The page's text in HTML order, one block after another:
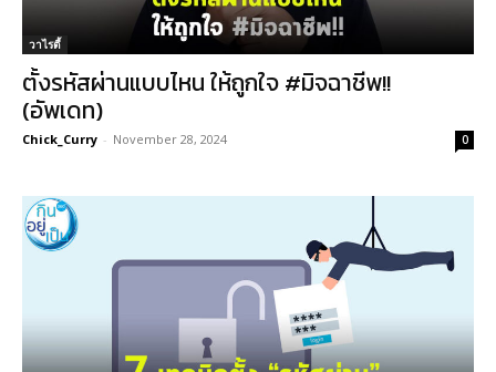
วาไรตี้
ตั้งรหัสผ่านแบบไหน ให้ถูกใจ #มิจฉาชีพ!!
(อัพเดท)
Chick_Curry - November 28, 2024 0